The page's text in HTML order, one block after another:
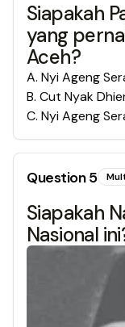
Siapakah
yang
Aceh?
A. Nyi Ageng
B. Cut Nyak
C. Nyi Ageng
Question5
Siapakah
Nasional